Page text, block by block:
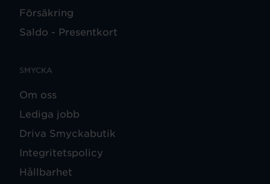
Försäkring
Saldo - Presentkort
SMYCKA
Om oss
Lediga jobb
Driva Smyckabutik
Integritetspolicy
Hållbarhet